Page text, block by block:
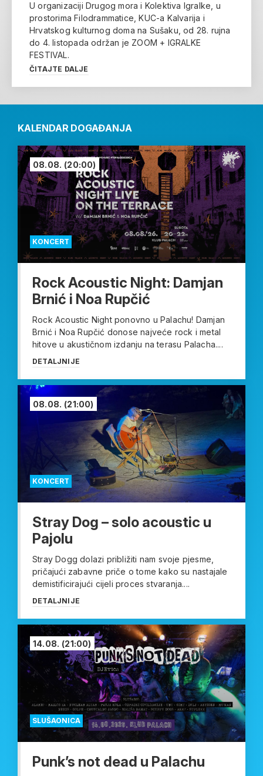
U organizaciji Drugog mora i Kolektiva Igralke, u
prostorima Filodrammatice, KUC-a Kalvarija i
Hrvatskog kulturnog doma na Sušaku, od 28. rujna
do 4. listopada održan je ZOOM + IGRALKE
FESTIVAL.
ČITAJTE DALJE
KALENDAR DOGAĐANJA
KONCERT
08.08. (20:00)
Rock Acoustic Night: Damjan
Brnić i Noa Rupčić
Rock Acoustic Night ponovno u Palachu! Damjan
Brnić i Noa Rupčić donose najveće rock i metal
hitove u akustičnom izdanju na terasu Palacha....
DETALJNIJE
KONCERT
08.08. (21:00)
Stray Dog – solo acoustic u
Pajolu
Stray Dogg dolazi približiti nam svoje pjesme,
pričajući zabavne priče o tome kako su nastajale
demistificirajući cijeli proces stvaranja....
DETALJNIJE
SLUŠAONICA
14.08. (21:00)
Punk’s not dead u Palachu